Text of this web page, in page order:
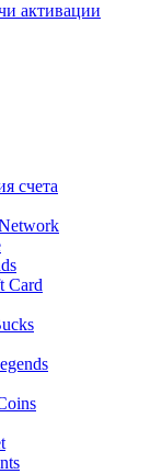
активации
счета
Card